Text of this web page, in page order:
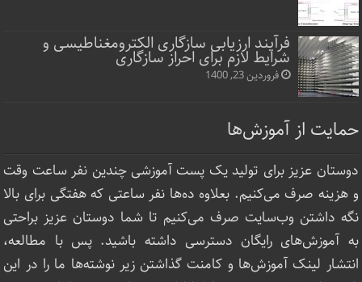
فرآیند ارزیابی سازگاری الکترومغناطیسی و
شرایط لازم برای احراز سازگاری
فروردین 23, 1400
حمایت از آموزش‌ها
دوستان عزیز برای تولید یک پست آموزشی چندین نفر ساعت‌ وقت
و هزینه صرف می‌کنیم. بعلاوه ده‌ها نفر ساعتی که هفتگی برای بالا
نگه داشتن وب‌سایت صرف ‌می‌کنیم تا شما دوستان عزیز براحتی
به آموزش‌های رایگان دسترسی داشته باشید. پس با مطالعه،
انتشار لینک‌ آموزش‌ها و کامنت گذاشتن زیر نوشته‌‌ها ما را در این